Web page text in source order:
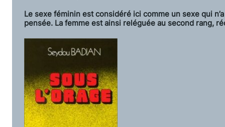
Le sexe féminin est considéré ici comme un sexe qui
pensée. La femme est ainsi reléguée au second rang,